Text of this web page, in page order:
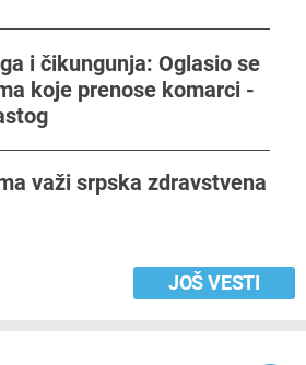
i čikungunja: Oglasio se
koje prenose komarci -
važi srpska zdravstvena
JOŠ VESTI